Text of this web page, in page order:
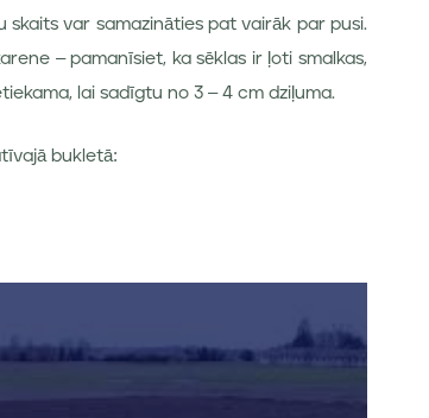
skaits var samazināties pat vairāk par pusi.
– pamanīsiet, ka sēklas ir ļoti smalkas,
lai sadīgtu no 3 – 4 cm dziļuma.
bukletā: